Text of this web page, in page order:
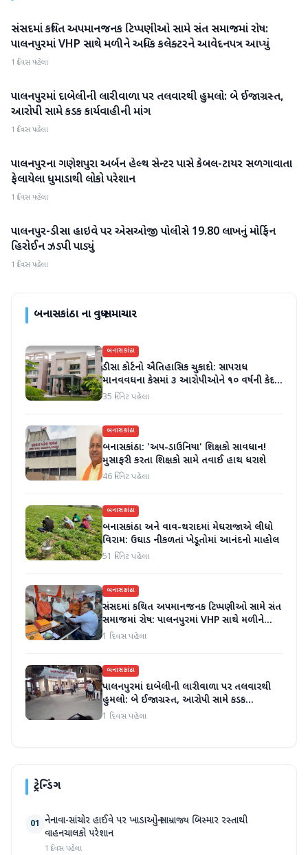
બનાસકાંઠા
સંસદમાં કથિત અપમાનજનક ટિપ્પણીઓ સામે સંત સમાજમાં રોષ:
પાલનપુરમાં VHP સાથે મળીને અધિક કલેક્ટરને આવેદનપત્ર આપ્યું
1 દિવસ પહેલા
બનાસકાંઠા
પાલનપુરમાં દાબેલીની લારીવાળા પર તલવારથી હુમલો: બે ઈજાગ્રસ્ત,
આરોપી સામે કડક કાર્યવાહીની માંગ
1 દિવસ પહેલા
બનાસકાંઠા
પાલનપુરના ગણેશપુરા અર્બન હેલ્થ સેન્ટર પાસે કેબલ-ટાયર સળગાવાતા
ફેલાયેલા ધુમાડાથી લોકો પરેશાન
1 દિવસ પહેલા
બનાસકાંઠા
પાલનપુર-ડીસા હાઇવે પર એસઓજી પોલીસે 19.80 લાખનું મોર્ફિન
હિરોઈન ઝડપી પાડ્યું
1 દિવસ પહેલા
બનાસકાંઠાના વધુ સમાચાર
બનાસકાંઠા
ડીસા કોર્ટનો ઐતિહાસિક ચુકાદો: સાપરાધ
માનવવધના કેસમાં ૩ આરોપીઓને ૧૦ વર્ષની કેદ
અને ૬ લાખનો દંડ
35 મિનિટ પહેલા
બનાસકાંઠા
બનાસકાંઠા: 'અપ-ડાઉનિયા' શિક્ષકો સાવધાન!
મુસાફરી કરતા શિક્ષકો સામે તવાઈ હાથ ધરાશે
46 મિનિટ પહેલા
બનાસકાંઠા
બનાસકાંઠા અને વાવ-થરાદમાં મેઘરાજાએ લીધો
વિરામ: ઉઘાડ નીકળતાં ખેડૂતોમાં આનંદનો માહોલ
51 મિનિટ પહેલા
બનાસકાંઠા
સંસદમાં કથિત અપમાનજનક ટિપ્પણીઓ સામે સંત
સમાજમાં રોષ: પાલનપુરમાં VHP સાથે મળીને
અધિક કલેક્ટરને આવેદનપત્ર આપ્યું
1 દિવસ પહેલા
બનાસકાંઠા
પાલનપુરમાં દાબેલીની લારીવાળા પર તલવારથી
હુમલો: બે ઈજાગ્રસ્ત, આરોપી સામે કડક
કાર્યવાહીની માંગ
1 દિવસ પહેલા
ટ્રેન્ડિંગ
01 નેનાવા-સાંચોર હાઈવે પર ખાડાઓનું સામ્રાજ્ય બિસ્માર રસ્તાથી
વાહનચાલકો પરેશાન
1 દિવસ પહેલા